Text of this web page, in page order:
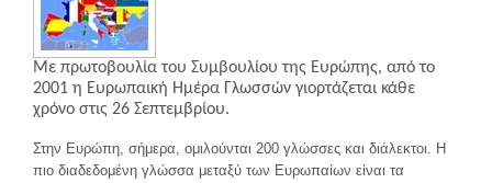
Με πρωτοβουλία του Συμβουλίου της Ευρώπης, από το
2001 η Ευρωπαική Ημέρα Γλωσσών γιορτάζεται κάθε
χρόνο στις 26 Σεπτεμβρίου.
Στην Ευρώπη, σήμερα, ομιλούνται 200 γλώσσες και διάλεκτοι. Η
πιο διαδεδομένη γλώσσα μεταξύ των Ευρωπαίων είναι τα